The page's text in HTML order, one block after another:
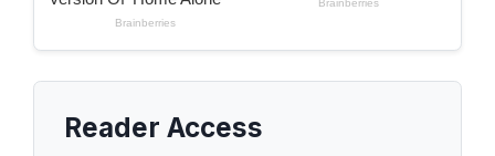
Reader Access